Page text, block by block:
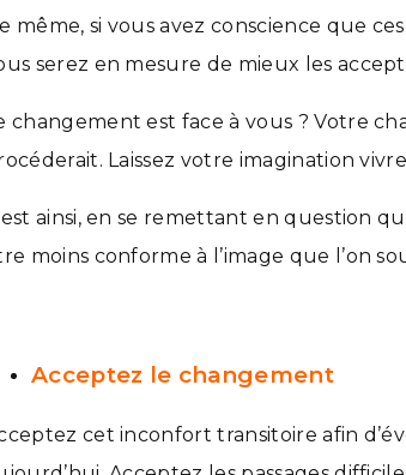
même, si vous avez conscience que
serez en mesure de mieux les
changement est face à vous ? Votre
Laissez votre imagination
ainsi, en se remettant en question
moins conforme à l’image que l’on
Acceptez le changement
cet inconfort transitoire afin